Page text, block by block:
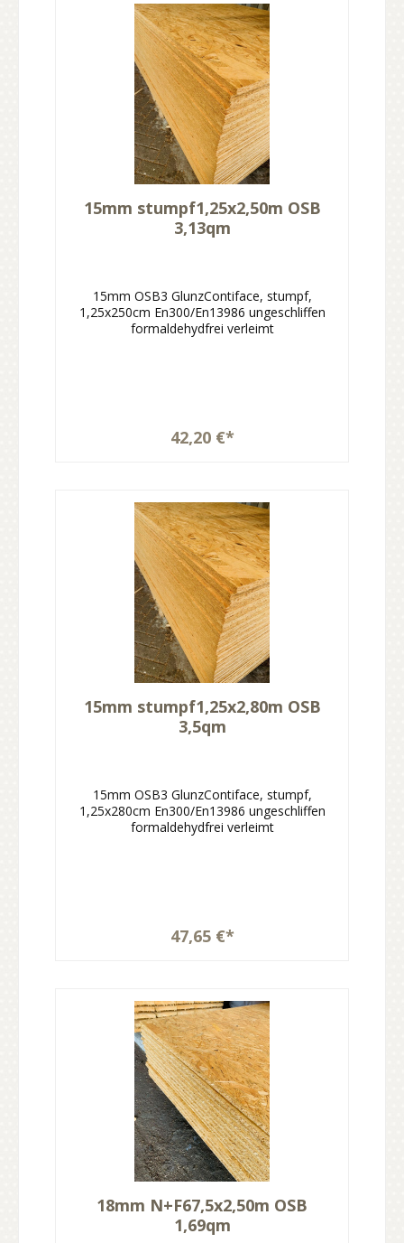
15mm stumpf1,25x2,50m OSB
3,13qm
15mm OSB3 GlunzContiface, stumpf,
1,25x250cm En300/En13986 ungeschliffen
formaldehydfrei verleimt
42,20 €*
15mm stumpf1,25x2,80m OSB
3,5qm
15mm OSB3 GlunzContiface, stumpf,
1,25x280cm En300/En13986 ungeschliffen
formaldehydfrei verleimt
47,65 €*
18mm N+F67,5x2,50m OSB
1,69qm